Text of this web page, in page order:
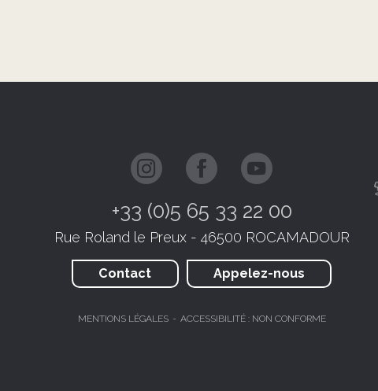
+33 (0)5 65 33 22 00
Rue Roland le Preux - 46500 ROCAMADOUR
Contact Appelez-nous
MENTIONS LÉGALES ACCESSIBILITÉ : NON CONFORME